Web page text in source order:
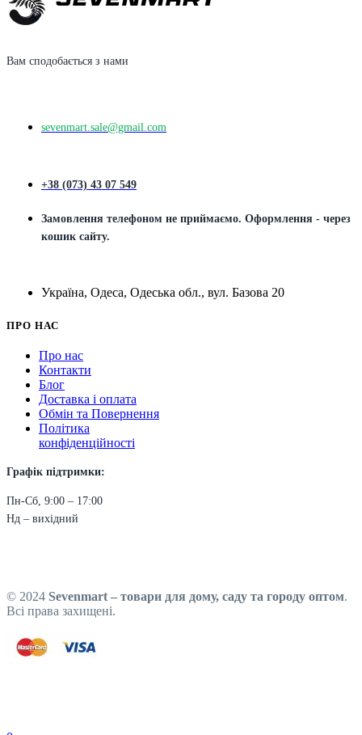
Вам сподобається з нами
sevenmart.sale@gmail.com
+38 (073) 43 07 549
Замовлення телефоном не приймаємо. Оформлення - через
кошик сайту.
Україна, Одеса, Одеська обл., вул. Базова 20
ПРО НАС
Про нас
Контакти
Блог
Доставка і оплата
Обмін та Повернення
Політика
конфіденційності
Графік підтримки:
Пн-Сб, 9:00 – 17:00
Нд – вихідний
© 2024 Sevenmart – товари для дому, саду та городу оптом.
Всі права захищені.